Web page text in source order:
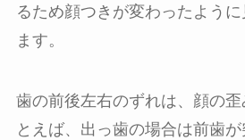
るため顔つきが変わったよう
ます。
歯の前後左右のずれは、顔の
とえば、出っ歯の場合は前歯